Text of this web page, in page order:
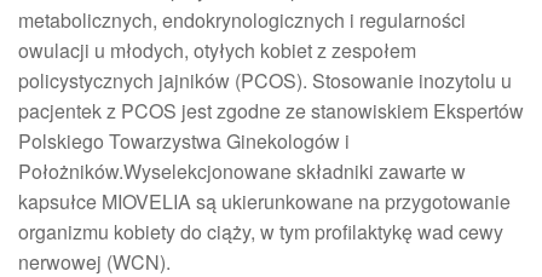
metabolicznych, endokrynologicznych i regularności
owulacji u młodych, otyłych kobiet z zespołem
policystycznych jajników (PCOS). Stosowanie inozytolu u
pacjentek z PCOS jest zgodne ze stanowiskiem Ekspertów
Polskiego Towarzystwa Ginekologów i
Położników.Wyselekcjonowane składniki zawarte w
kapsułce MIOVELIA są ukierunkowane na przygotowanie
organizmu kobiety do ciąży, w tym profilaktykę wad cewy
nerwowej (WCN).